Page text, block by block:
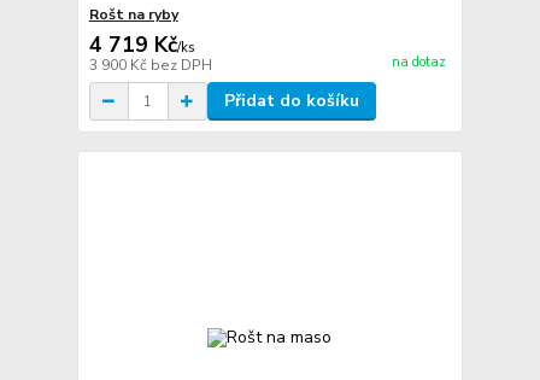
Rošt na ryby
4 719 Kč/ks
3 900 Kč bez DPH na dotaz
Přidat do košíku